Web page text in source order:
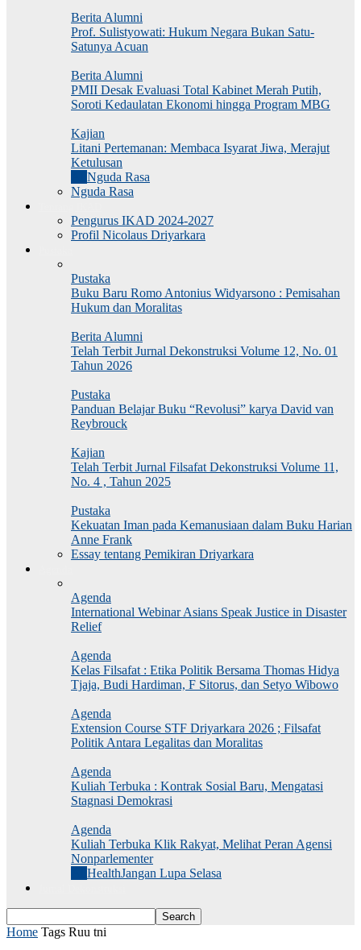
Berita Alumni
Prof. Sulistyowati: Hukum Negara Bukan Satu-
Satunya Acuan
Berita Alumni
PMII Desak Evaluasi Total Kabinet Merah Putih,
Soroti Kedaulatan Ekonomi hingga Program MBG
Kajian
Litani Pertemanan: Membaca Isyarat Jiwa, Merajut
Ketulusan
Nguda Rasa
Nguda Rasa
Pengurus IKAD 2024-2027
Profil Nicolaus Driyarkara
Pustaka
Buku Baru Romo Antonius Widyarsono : Pemisahan
Hukum dan Moralitas
Berita Alumni
Telah Terbit Jurnal Dekonstruksi Volume 12, No. 01
Tahun 2026
Pustaka
Panduan Belajar Buku “Revolusi” karya David van
Reybrouck
Kajian
Telah Terbit Jurnal Filsafat Dekonstruksi Volume 11,
No. 4 , Tahun 2025
Pustaka
Kekuatan Iman pada Kemanusiaan dalam Buku Harian
Anne Frank
Essay tentang Pemikiran Driyarkara
Agenda
International Webinar Asians Speak Justice in Disaster
Relief
Agenda
Kelas Filsafat : Etika Politik Bersama Thomas Hidya
Tjaja, Budi Hardiman, F Sitorus, dan Setyo Wibowo
Agenda
Extension Course STF Driyarkara 2026 ; Filsafat
Politik Antara Legalitas dan Moralitas
Agenda
Kuliah Terbuka : Kontrak Sosial Baru, Mengatasi
Stagnasi Demokrasi
Agenda
Kuliah Terbuka Klik Rakyat, Melihat Peran Agensi
Nonparlementer
HealthJangan Lupa Selasa
Home Tags Ruu tni